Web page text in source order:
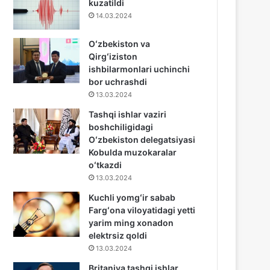
kuzatildi
14.03.2024
Oʻzbekiston va
Qirgʻiziston
ishbilarmonlari uchinchi
bor uchrashdi
13.03.2024
Tashqi ishlar vaziri
boshchiligidagi
Oʻzbekiston delegatsiyasi
Kobulda muzokaralar
oʻtkazdi
13.03.2024
Kuchli yomgʻir sabab
Fargʻona viloyatidagi yetti
yarim ming xonadon
elektrsiz qoldi
13.03.2024
Britaniya tashqi ishlar